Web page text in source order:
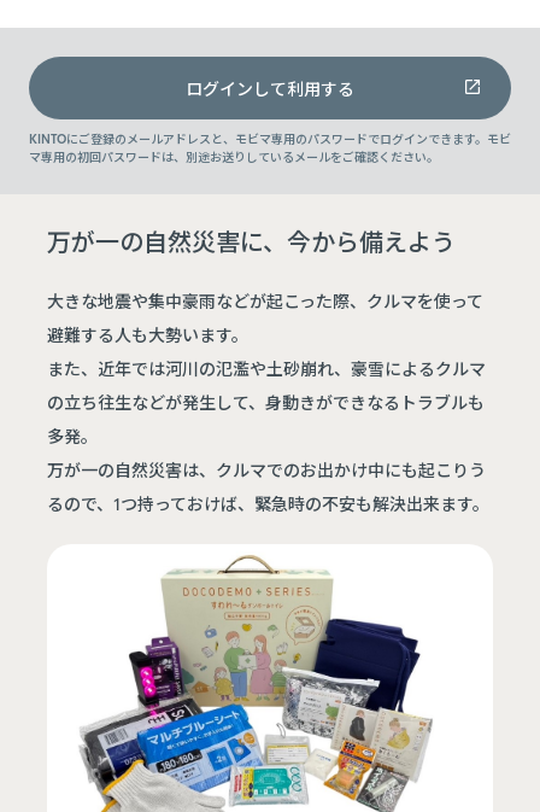
万が一の自然災害に、今から備えよう
大きな地震や集中豪雨などが起こった際、クルマを使って
避難する人も大勢います。
また、近年では河川の氾濫や土砂崩れ、豪雪によるクルマ
の立ち往生などが発生して、身動きができなるトラブルも
多発。
万が一の自然災害は、クルマでのお出かけ中にも起こりう
るので、1つ持っておけば、緊急時の不安も解決出来ます。
ログインして利用する
KINTOにご登録のメールアドレスと、モビマ専用のパスワードでログインできます。モビ
マ専用の初回パスワードは、別途お送りしているメールをご確認ください。